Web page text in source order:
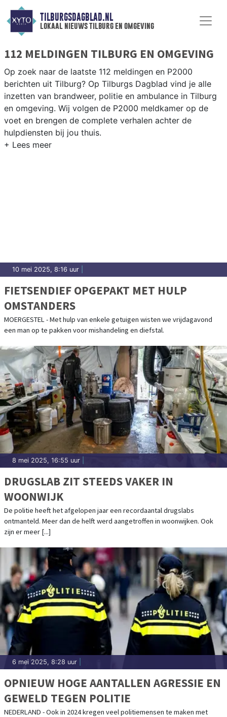
TILBURGSDAGBLAD.NL
lokaal nieuws tilburg en omgeving
112 MELDINGEN TILBURG EN OMGEVING
Op zoek naar de laatste 112 meldingen en P2000
berichten uit Tilburg? Op Tilburgs Dagblad vind je alle
inzetten van brandweer, politie en ambulance in Tilburg
en omgeving. Wij volgen de P2000 meldkamer op de
voet en brengen de complete verhalen achter de
hulpdiensten bij jou thuis.
10 mei 2025, 8:16 uur
FIETSENDIEF OPGEPAKT MET HULP
OMSTANDERS
MOERGESTEL - Met hulp van enkele getuigen wisten we vrijdagavond
een man op te pakken voor mishandeling en diefstal.
8 mei 2025, 16:55 uur
DRUGSLAB ZIT STEEDS VAKER IN
WOONWIJK
De politie heeft het afgelopen jaar een recordaantal drugslabs
ontmanteld. Meer dan de helft werd aangetroffen in woonwijken. Ook
zijn er meer [...]
6 mei 2025, 8:28 uur
OPNIEUW HOGE AANTALLEN AGRESSIE EN
GEWELD TEGEN POLITIE
NEDERLAND - Ook in 2024 kregen veel politiemensen te maken met